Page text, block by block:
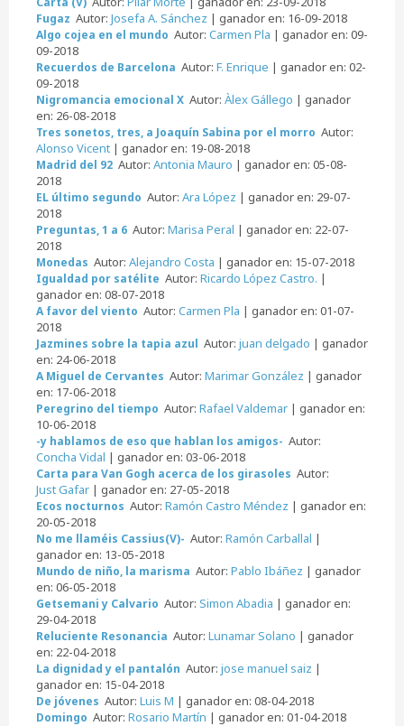
Fugaz Autor: Josefa A. Sánchez | ganador en: 16-09-2018
Algo cojea en el mundo Autor: Carmen Pla | ganador en: 09-
09-2018
Recuerdos de Barcelona Autor: F. Enrique | ganador en: 02-
09-2018
Nigromancia emocional X Autor: Àlex Gállego | ganador
en: 26-08-2018
Tres sonetos, tres, a Joaquín Sabina por el morro Autor:
Alonso Vicent | ganador en: 19-08-2018
Madrid del 92 Autor: Antonia Mauro | ganador en: 05-08-
2018
EL último segundo Autor: Ara López | ganador en: 29-07-
2018
Preguntas, 1 a 6 Autor: Marisa Peral | ganador en: 22-07-
2018
Monedas Autor: Alejandro Costa | ganador en: 15-07-2018
Igualdad por satélite Autor: Ricardo López Castro. |
ganador en: 08-07-2018
A favor del viento Autor: Carmen Pla | ganador en: 01-07-
2018
Jazmines sobre la tapia azul Autor: juan delgado | ganador
en: 24-06-2018
A Miguel de Cervantes Autor: Marimar González | ganador
en: 17-06-2018
Peregrino del tiempo Autor: Rafael Valdemar | ganador en:
10-06-2018
-y hablamos de eso que hablan los amigos- Autor:
Concha Vidal | ganador en: 03-06-2018
Carta para Van Gogh acerca de los girasoles Autor:
Just Gafar | ganador en: 27-05-2018
Ecos nocturnos Autor: Ramón Castro Méndez | ganador en:
20-05-2018
No me llaméis Cassius(V)- Autor: Ramón Carballal |
ganador en: 13-05-2018
Mundo de niño, la marisma Autor: Pablo Ibáñez | ganador
en: 06-05-2018
Getsemani y Calvario Autor: Simon Abadia | ganador en:
29-04-2018
Reluciente Resonancia Autor: Lunamar Solano | ganador
en: 22-04-2018
La dignidad y el pantalón Autor: jose manuel saiz |
ganador en: 15-04-2018
De jóvenes Autor: Luis M | ganador en: 08-04-2018
Domingo Autor: Rosario Martín | ganador en: 01-04-2018